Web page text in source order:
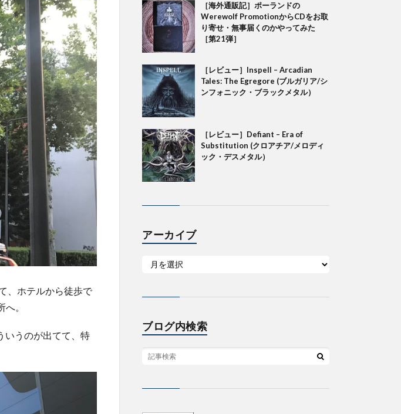
、ホテルから徒歩で
。
いうのが出てて、特
［海外通販記］ポーランドの
Werewolf PromotionからCDをお取
り寄せ・無事届くのかやってみた
［第21弾］
［レビュー］Inspell – Arcadian
Tales: The Egregore (ブルガリア/シ
ンフォニック・ブラックメタル）
［レビュー］Defiant – Era of
Substitution (クロアチア/メロディ
ック・デスメタル）
アーカイブ
ブログ内検索